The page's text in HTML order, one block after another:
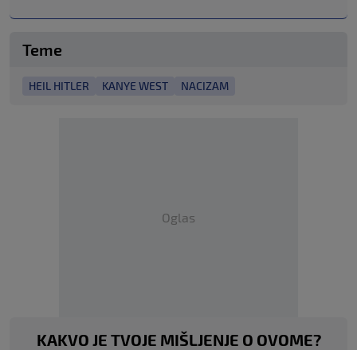
Teme
HEIL HITLER KANYE WEST NACIZAM
Oglas
KAKVO JE TVOJE MIŠLJENJE O OVOME?